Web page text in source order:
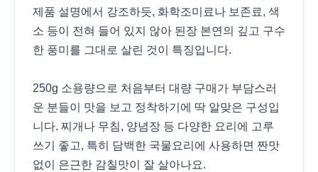
제품 설명에서 강조하듯, 화학조미료나 보존료, 색
소 등이 전혀 들어 있지 않아 된장 본연의 깊고 구수
한 풍미를 그대로 살린 것이 특징입니다.
250g 소용량으로 처음부터 대량 구매가 부담스러
운 분들이 맛을 보고 정착하기에 딱 알맞은 구성입
니다. 찌개나 무침, 양념장 등 다양한 요리에 고루
쓰기 좋고, 특히 담백한 국물요리에 사용하면 짠맛
없이 은근한 감칠맛이 잘 살아나요.